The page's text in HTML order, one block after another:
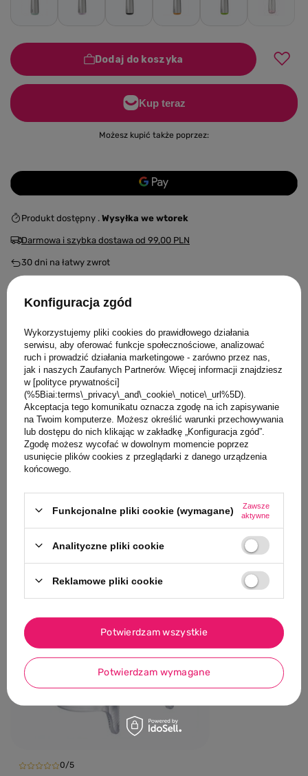
Dodaj do koszyka
Możesz kupić także poprzez:
Produkt dostępny Wysyłka we wtorek
Darmowa i szybka dostawa od 99,00 PLN
30 dni na łatwy zwrot
Opis produktu
Szczegóły
Opinie
Zadaj pytanie
Klienci, którzy oglądali ten produkt,
oglądali również
0/5
NASZ
Potette
składany
45,00 PLN
Konfiguracja zgód
Wykorzystujemy pliki cookies do prawidłowego działania
serwisu, aby oferować funkcje społecznościowe, analizować
ruch i prowadzić działania marketingowe - zarówno przez nas,
jak i naszych Zaufanych Partnerów. Więcej informacji znajdziesz
w [polityce prywatności]
(%5Biai:terms\_privacy\_and\_cookie\_notice\_url%5D).
Akceptacja tego komunikatu oznacza zgodę na ich zapisywanie
na Twoim komputerze. Możesz określić warunki przechowywania
lub dostępu do nich klikając w zakładkę „Konfiguracja zgód”.
Zgodę możesz wycofać w dowolnym momencie poprzez
usunięcie plików cookies z przeglądarki z danego urządzenia
końcowego.
Funkcjonalne pliki cookie (wymagane)
Zawsze
aktywne
Analityczne pliki cookie
Reklamowe pliki cookie
Potwierdzam wymagane
Potwierdzam wszystkie